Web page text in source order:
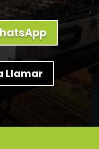
Llamar